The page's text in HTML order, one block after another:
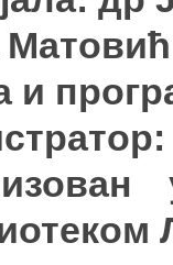
Матовић
и